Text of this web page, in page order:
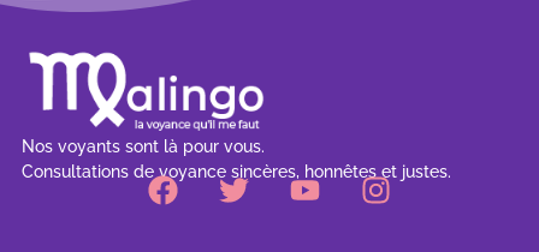
Nos voyants sont là pour vous.
Consultations de voyance sincères, honnêtes et justes.